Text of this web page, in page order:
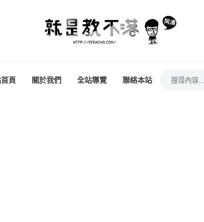
頁 關於我們 全站導覽 聯絡本站